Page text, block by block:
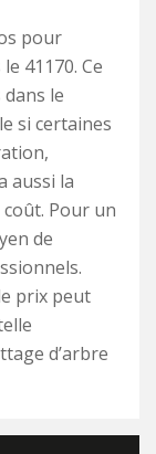
pour
41170. Ce
le
si certaines
aussi la
Pour un
de
prix peut
d’arbre